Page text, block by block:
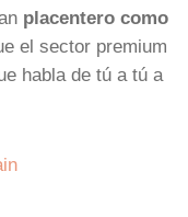
placentero como
el sector premium
habla de tú a tú a